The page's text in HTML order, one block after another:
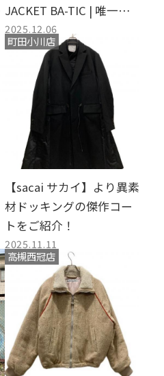
JACKET BA-TIC | 唯一無
二の染色が生む "着るヴ
ィンテージ"
2025.12.06
町田小川店
【sacai サカイ】より異素
材ドッキングの傑作コー
トをご紹介！
2025.11.11
高槻西冠店